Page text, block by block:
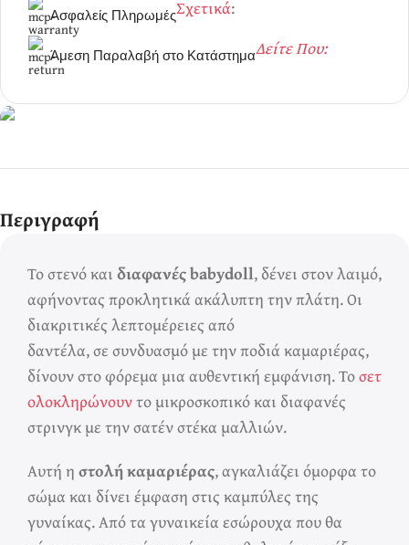
Ασφαλείς ΠληρωμέςΣχετικά:
Άμεση Παραλαβή στο ΚατάστημαΔείτε Που:
Ερωτικά Παιχνίδια
Friday!
Περιγραφή
Το στενό καιδιαφανές babydoll, δένει στον λαιμό,
αφήνοντας προκλητικά ακάλυπτη την πλάτη. Οι
διακριτικές λεπτομέρειες από
δαντέλα, σε συνδυασμό με την ποδιά καμαριέρας,
δίνουν στο φόρεμα μια αυθεντική εμφάνιση. Τοσετ
ολοκληρώνουντο μικροσκοπικό και διαφανές
στρινγκ με την σατέν στέκα μαλλιών.
Αυτή ηστολή καμαριέρας, αγκαλιάζει όμορφα το
σώμα και δίνει έμφαση στις καμπύλες της
γυναίκας. Από τα γυναικεία εσώρουχα που θα